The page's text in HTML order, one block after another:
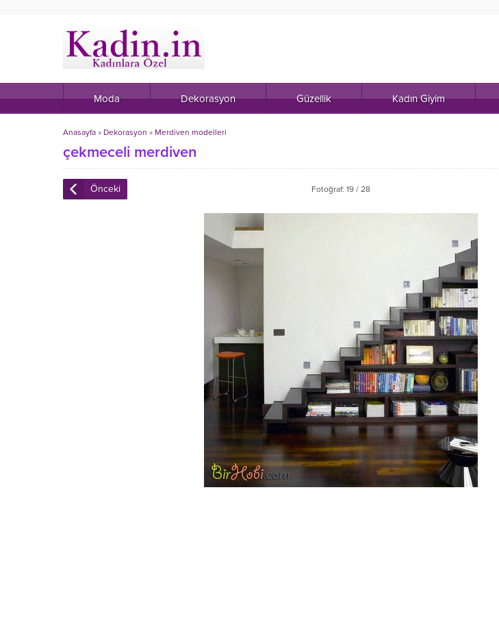
Moda Dekorasyon Güzellik Kadın Giyim
Anasayfa » Dekorasyon » Merdiven modelleri
çekmeceli merdiven
Önceki Fotoğraf: 19 / 28